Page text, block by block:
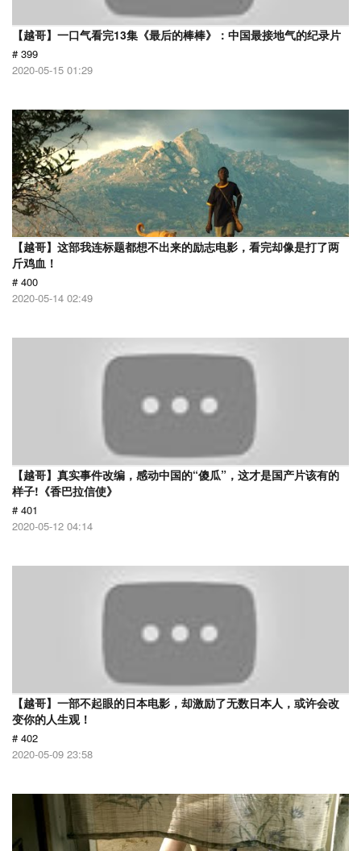
【越哥】一口气看完13集《最后的棒棒》：中国最接地气的纪录片
# 399
2020-05-15 01:29
【越哥】这部我连标题都想不出来的励志电影，看完却像是打了两
斤鸡血！
# 400
2020-05-14 02:49
【越哥】真实事件改编，感动中国的“傻瓜”，这才是国产片该有的
样子!《香巴拉信使》
# 401
2020-05-12 04:14
【越哥】一部不起眼的日本电影，却激励了无数日本人，或许会改
变你的人生观！
# 402
2020-05-09 23:58